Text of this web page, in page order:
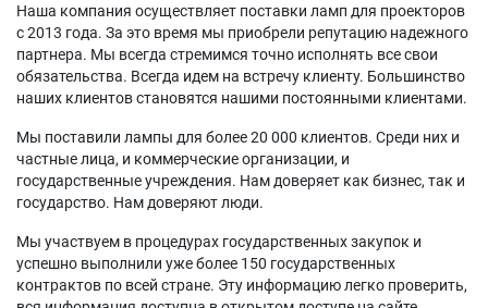
Наша компания осуществляет поставки ламп для проекторов
с 2013 года. За это время мы приобрели репутацию надежного
партнера. Мы всегда стремимся точно исполнять все свои
обязательства. Всегда идем на встречу клиенту. Большинство
наших клиентов становятся нашими постоянными клиентами.
Мы поставили лампы для более 20 000 клиентов. Среди них и
частные лица, и коммерческие организации, и
государственные учреждения. Нам доверяет как бизнес, так и
государство. Нам доверяют люди.
Мы участвуем в процедурах государственных закупок и
успешно выполнили уже более 150 государственных
контрактов по всей стране. Эту информацию легко проверить,